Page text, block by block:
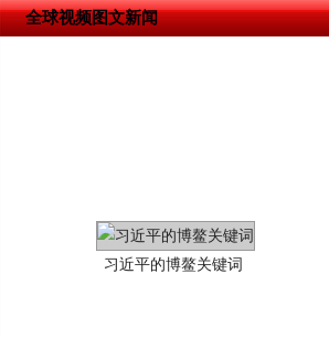
全球视频图文新闻